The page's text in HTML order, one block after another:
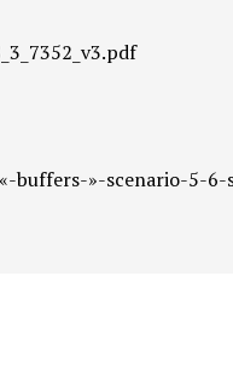
buffers-»-scenario-5-6-